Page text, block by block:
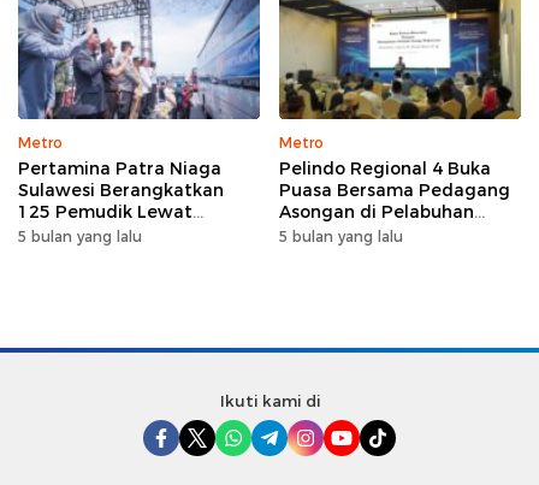
Metro
Pertamina Patra Niaga
Sulawesi Berangkatkan
125 Pemudik Lewat
Program Mudik Gratis
5 bulan yang lalu
Metro
Pelindo Regional 4 Buka
Puasa Bersama Pedagang
Asongan di Pelabuhan
Makassar, Perkuat
5 bulan yang lalu
Ikuti kami di